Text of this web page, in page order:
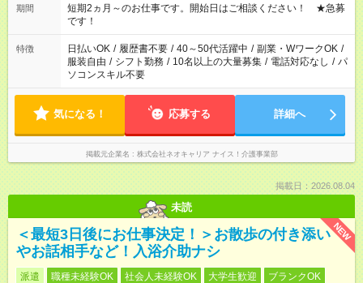
でお休みや時間の調整が必要な場合も遠慮なくご相談くださ
い。
期間
短期2ヵ月～のお仕事です。開始日はご相談ください！ ★急募
です！
特徴 日払いOK / 履歴書不要 / 40～50代活躍中 / 副業・WワークOK /
服装自由 / シフト勤務 / 10名以上の大量募集 / 電話対応なし / パ
ソコンスキル不要
気になる！ 応募する 詳細へ
掲載元企業名 株式会社ネオキャリア ナイス！介護事業部
掲載日：2026.08.04
未読
NEW
＜最短3日後にお仕事決定！＞お散歩の付き添い
やお話相手など！入浴介助ナシ
派遣 職種未経験OK 社会人未経験OK 大学生歓迎 ブランクOK